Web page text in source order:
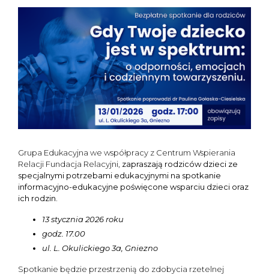
Grupa Edukacyjna we współpracy z Centrum Wspierania
Relacji Fundacja Relacyjni, zapraszają rodziców dzieci ze
specjalnymi potrzebami edukacyjnymi na spotkanie
informacyjno-edukacyjne poświęcone wsparciu dzieci oraz
ich rodzin.
13 stycznia 2026 roku
godz. 17.00
ul. L. Okulickiego 3a, Gniezno
Spotkanie będzie przestrzenią do zdobycia rzetelnej